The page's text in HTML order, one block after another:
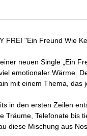
FREI "Ein Freund Wie
neuen Single „Ein
emotionaler Wärme.
mit einem Thema, das
in den ersten Zeilen
Träume, Telefonate bis
diese Mischung aus